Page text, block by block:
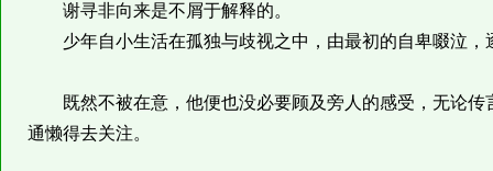
谢寻非向来是不屑于解释的。
少年自小生活在孤独与歧视之中，由最初的自卑啜泣，
既然不被在意，他便也没必要顾及旁人的感受，无论传
通懒得去关注。